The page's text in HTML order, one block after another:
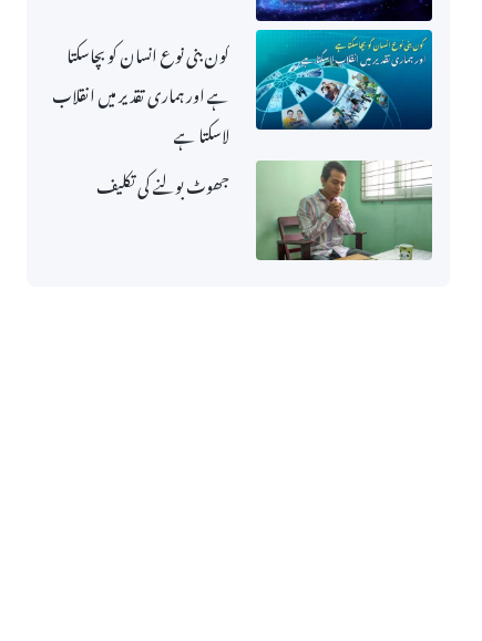
کون بنی نوع انسان کو بچاسکتا
ہے اور ہماری تقدیر میں انقلاب
لاسکتا ہے
جھوٹ بولنے کی تکلیف